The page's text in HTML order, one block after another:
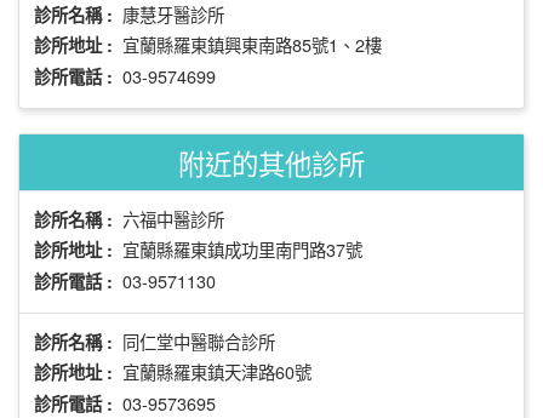
診所名稱 : 康慧牙醫診所
診所地址 : 宜蘭縣羅東鎮興東南路85號1、2樓
診所電話 : 03-9574699
附近的其他診所
診所名稱 : 六福中醫診所
診所地址 : 宜蘭縣羅東鎮成功里南門路37號
診所電話 : 03-9571130
診所名稱 : 同仁堂中醫聯合診所
診所地址 : 宜蘭縣羅東鎮天津路60號
診所電話 : 03-9573695